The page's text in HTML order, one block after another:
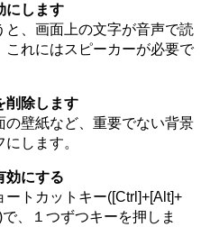
にします
と、画面上の文字が音声で読
これにはスピーカーが必要で
削除します
の壁紙など、重要でない背景
します。
効にする
ートカットキー([Ctrl]+[Alt]+
、１つずつキーを押しま